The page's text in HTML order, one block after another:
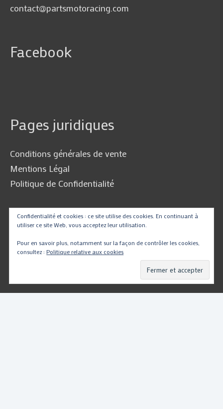
contact@partsmotoracing.com
Facebook
Pages juridiques
Conditions générales de vente
Mentions Légal
Politique de Confidentialité
Traduire
Confidentialité et cookies : ce site utilise des cookies. En continuant à
utiliser ce site Web, vous acceptez leur utilisation.
Pour en savoir plus, notamment sur la façon de contrôler les cookies,
consultez :Politique relative aux cookies